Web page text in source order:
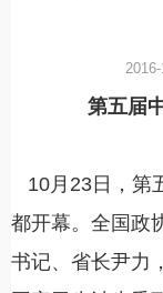
第五届
10月23日，第
都开幕。全国政
书记、省长尹力